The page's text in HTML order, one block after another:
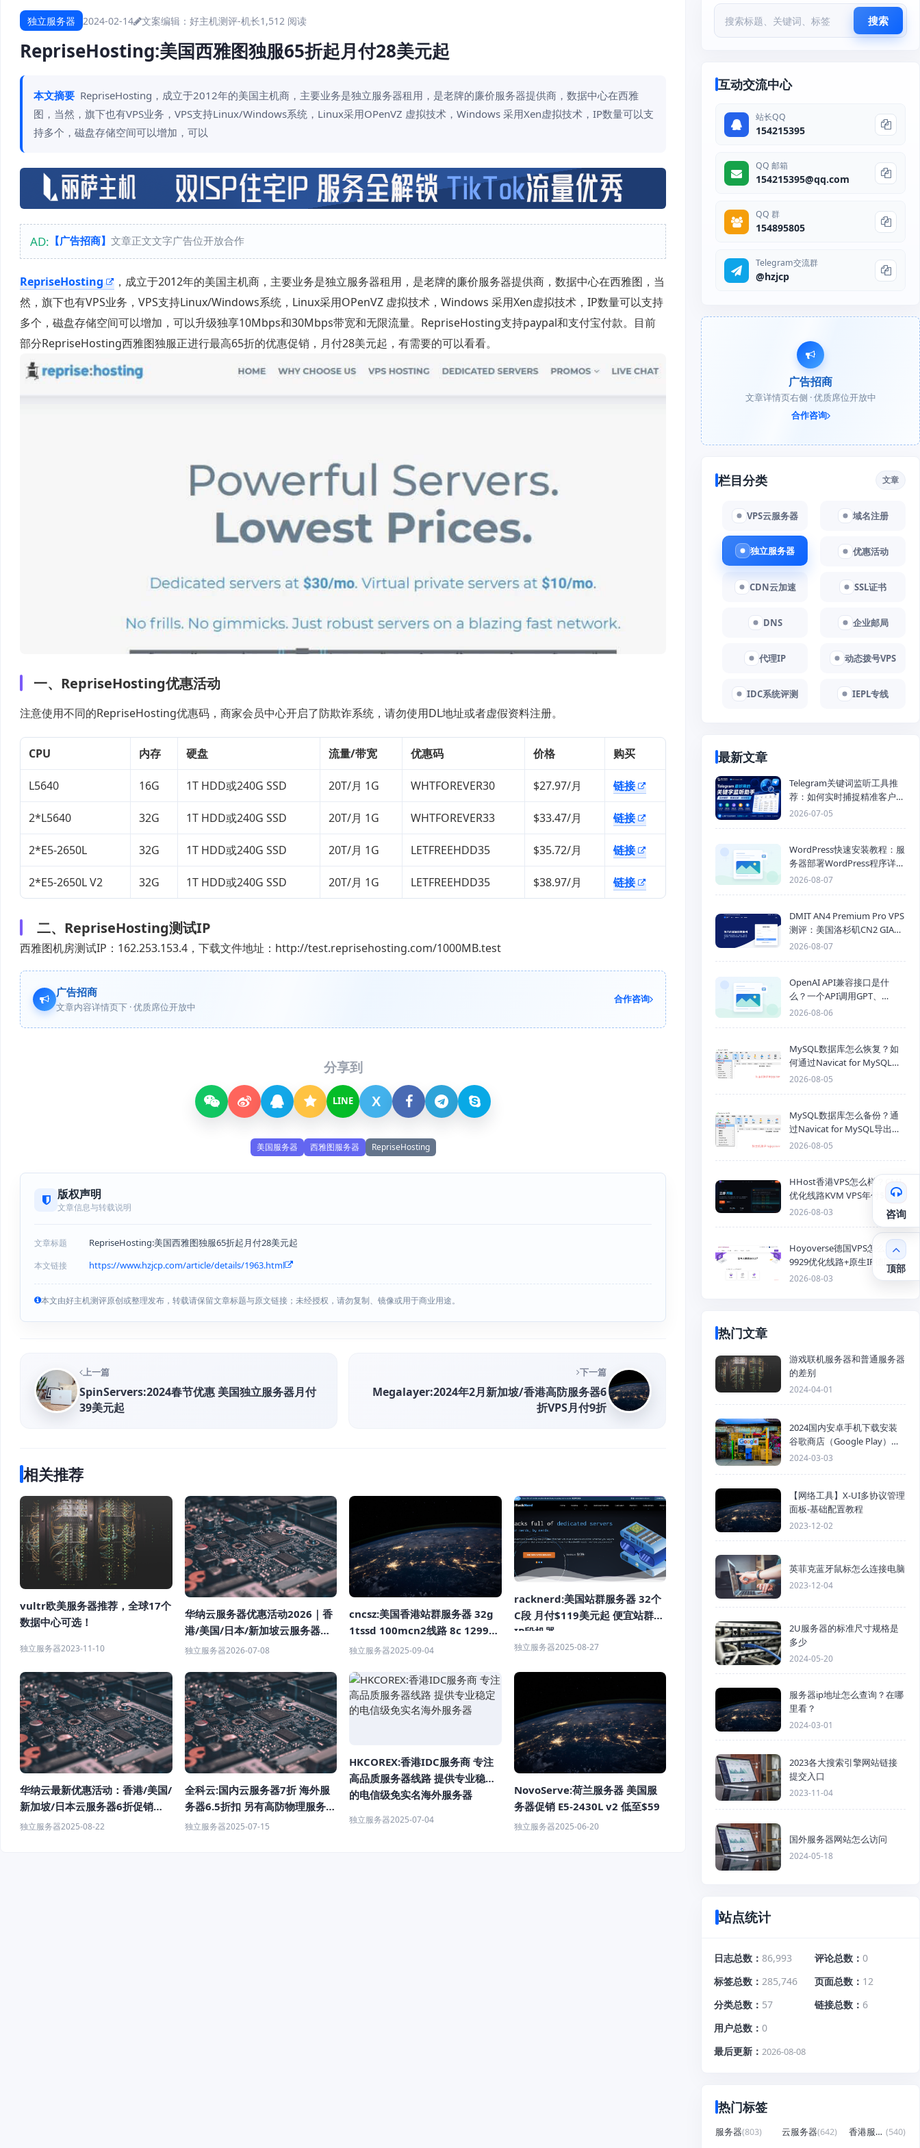
独立服务器 2024-02-14 文案编辑：好主机测评-机长1,512 阅读
RepriseHosting:美国西雅图独服65折起月付28美元起
本文摘要 RepriseHosting，成立于2012年的美国主机商，主要业务是独立服务器租用，是老牌的廉价服务器提供商，数据中心在西雅
图，当然，旗下也有VPS业务，VPS支持Linux/Windows系统，Linux采用OPenVZ 虚拟技术，Windows 采用Xen虚拟技术，IP数量可以支
持多个，磁盘存储空间可以增加，可以
AD: 【广告招商】 文章正文文字广告位开放合作
RepriseHosting
，成立于2012年的美国主机商，主要业务是独立服务器租用，是老牌的廉价服务器提供商，数据中心在西雅图，当
然，旗下也有VPS业务，VPS支持Linux/Windows系统，Linux采用OPenVZ 虚拟技术，Windows 采用Xen虚拟技术，IP数量可以支持
多个，磁盘存储空间可以增加，可以升级独享10Mbps和30Mbps带宽和无限流量。RepriseHosting支持paypal和支付宝付款。目前
部分RepriseHosting西雅图独服正进行最高65折的优惠促销，月付28美元起，有需要的可以看看。
一、RepriseHosting优惠活动
注意使用不同的RepriseHosting优惠码，商家会员中心开启了防欺诈系统，请勿使用DL地址或者虚假资料注册。
CPU 内存 硬盘 流量/带宽 优惠码 价格 购买
L5640 16G 1T HDD或240G SSD 20T/月 1G WHTFOREVER30 $27.97/月 链接
2*L5640 32G 1T HDD或240G SSD 20T/月 1G WHTFOREVER33 $33.47/月 链接
2*E5-2650L 32G 1T HDD或240G SSD 20T/月 1G LETFREEHDD35 $35.72/月 链接
2*E5-2650L V2 32G 1T HDD或240G SSD 20T/月 1G LETFREEHDD35 $38.97/月 链接
二、RepriseHosting测试IP
西雅图机房测试IP：162.253.153.4，下载文件地址：http://test.reprisehosting.com/1000MB.test
广告招商
文章内容详情页下 · 优质席位开放中
合作咨询
分享到
LINE X
美国服务器 西雅图服务器 RepriseHosting
版权声明
文章信息与转载说明
文章标题 RepriseHosting:美国西雅图独服65折起月付28美元起
本文链接 https://www.hzjcp.com/article/details/1963.html
本文由好主机测评原创或整理发布，转载请保留文章标题与原文链接；未经授权，请勿复制、镜像或用于商业用途。
上一篇
SpinServers:2024春节优惠 美国独立服务器月付
39美元起
下一篇
Megalayer:2024年2月新加坡/香港高防服务器6
折VPS月付9折
相关推荐
vultr欧美服务器推荐，全球17个
数据中心可选！
独立服务器2023-11-10
华纳云服务器优惠活动2026｜香
港/美国/日本/新加坡云服务器低
价租用，CN2优化线路低延迟
独立服务器2026-07-08
cncsz:美国香港站群服务器 32g
1tssd 100mcn2线路 8c 1299/
月首月 续费同价
独立服务器2025-09-04
racknerd:美国站群服务器 32个
C段 月付$119美元起 便宜站群多
IP段机器
独立服务器2025-08-27
华纳云最新优惠活动：香港/美国/
新加坡/日本云服务器6折促销，
续费同价，解锁奈飞/Disney+
独立服务器2025-08-22
全科云:国内云服务器7折 海外服
务器6.5折扣 另有高防物理服务器
香港服务器
独立服务器2025-07-15
HKCOREX:香港IDC服务商 专注
高品质服务器线路 提供专业稳定
的电信级免实名海外服务器
独立服务器2025-07-04
NovoServe:荷兰服务器 美国服
务器促销 E5-2430L v2 低至$59
独立服务器2025-06-20
搜索
互动交流中心
站长QQ
154215395
QQ 邮箱
154215395@qq.com
QQ 群
154895805
Telegram交流群
@hzjcp
广告招商
文章详情页右侧 · 优质席位开放中
合作咨询
栏目分类 文章
VPS云服务器 域名注册
独立服务器 优惠活动
CDN云加速 SSL证书
DNS 企业邮局
代理IP 动态拨号VPS
IDC系统评测 IEPL专线
最新文章
Telegram关键词监听工具推
荐：如何实时捕捉精准客户，
提高获客效率？
2026-07-05
WordPress快速安装教程：服
务器部署WordPress程序详细
步骤
2026-08-07
DMIT AN4 Premium Pro VPS
测评：美国洛杉矶CN2 GIA三
网优化线路性能测试
2026-08-07
OpenAI API兼容接口是什
么？一个API调用GPT、
Claude、Gemini、DeepSeek
2026-08-06
MySQL数据库怎么恢复？如
何通过Navicat for MySQL导
入SQL备份文件
2026-08-05
MySQL数据库怎么备份？通
过Navicat for MySQL导出
Mysql数据库为SQL格式备份
2026-08-05
HHost香港VPS怎么样？CMI
优化线路KVM VPS年付$25
起，4GB内存优惠套餐
2026-08-03
Hoyoverse德国VPS怎么样？
9929优化线路+原生IP德国
KVM VPS推荐
2026-08-03
热门文章
游戏联机服务器和普通服务器
的差别
2024-04-01
2024国内安卓手机下载安装
谷歌商店（Google Play）详
细步骤
2024-03-03
【网络工具】X-UI多协议管理
面板-基础配置教程
2023-12-02
英菲克蓝牙鼠标怎么连接电脑
2023-12-04
2U服务器的标准尺寸规格是
多少
2024-05-20
服务器ip地址怎么查询？在哪
里看？
2024-03-01
2023各大搜索引擎网站链接
提交入口
2023-11-04
国外服务器网站怎么访问
2024-05-18
站点统计
日志总数 86,993 评论总数
0
标签总数
285,746 页面总数
12
分类总数
57 链接总数
6
用户总数
0
最后更新
2026-08-08
热门标签
服务器(803) 云服务器(642) 香港服务器 (540)
咨询
顶部